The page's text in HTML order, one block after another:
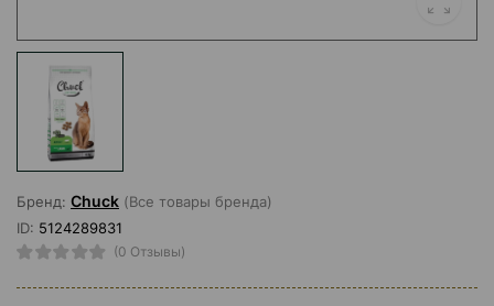
Бренд: Chuck (Все товары бренда)
ID: 5124289831
(0 Отзывы)